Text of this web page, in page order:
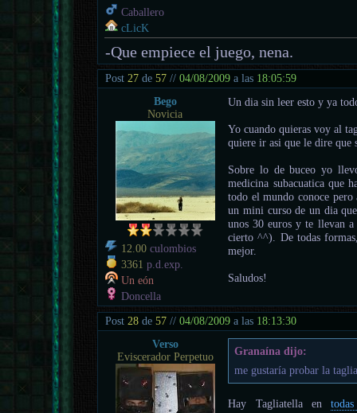
Caballero
cLicK
-Que empiece el juego, nena.
Post27 de57 //04/08/2009 a las 18:05:59
Bego
Novicia
12.00 culombios
3361 p.d.exp.
Un eón
Doncella
Un dia sin leer esto y ya
Yo cuando quieras voy al
quiere ir asi que le dire que
Sobre lo de buceo yo
medicina subacuatica que
todo el mundo conoce
un mini curso de un dia
unos 30 euros y te llevan
cierto ^^). De todas
mejor.
Saludos!
Post28 de57 //04/08/2009 a las 18:13:30
Verso
Eviscerador Perpetuo
Granaína dijo:
me gustaría probar la
Hay Tagliatella en